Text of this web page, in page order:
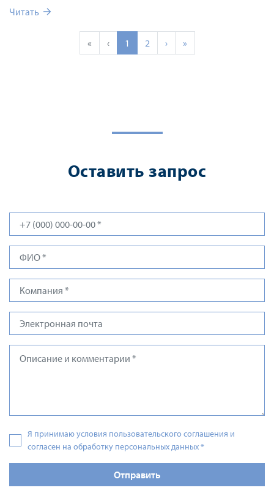
поиска материала-аналога.
Читать
« ‹ 1 2 › »
Оставить запрос
Я принимаю условия пользовательского соглашения и
согласен на обработку персональных данных*
Отправить